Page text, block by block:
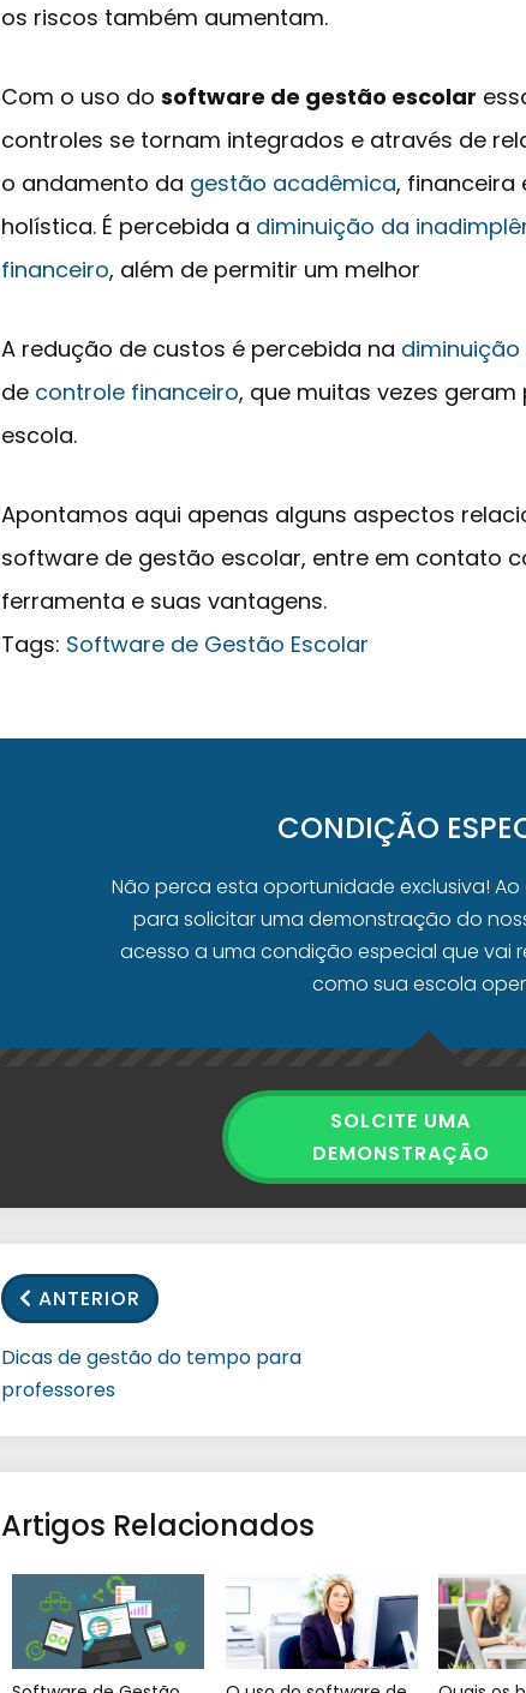
os riscos também aumentam.
Com o uso do software de gestão escolar
controles se tornam integrados e através de
o andamento da gestão acadêmica, financeira
holística. É percebida a diminuição da
financeiro, além de permitir um melhor
A redução de custos é percebida na
de controle financeiro, que muitas vezes
escola.
Apontamos aqui apenas alguns aspectos
software de gestão escolar, entre em contato
ferramenta e suas vantagens.
Tags: Software de Gestão Escolar
CONDIÇÃO
Não perca esta oportunidade exclusiva!
para solicitar uma demonstração do
acesso a uma condição especial que vai
como sua escola
SOLCITE UMA
DEMONSTRAÇÃO
ANTERIOR
Dicas de gestão do tempo para
professores
Artigos Relacionados